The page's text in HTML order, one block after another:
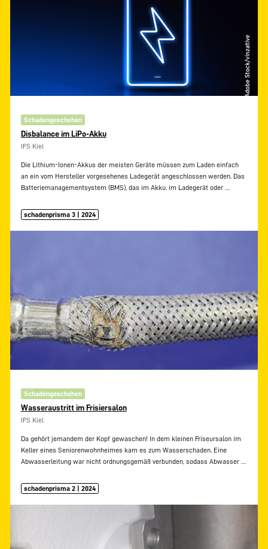
Schadengeschehen
Disbalance im LiPo-Akku
IFS Kiel
Die Lithium-Ionen-Akkus der meisten Geräte müssen zum Laden einfach
an ein vom Hersteller vorgesehenes Ladegerät angeschlossen werden. Das
Batteriemanagementsystem (BMS), das im Akku, im Ladegerät oder
schadenprisma 3 | 2024
Schadengeschehen
Wasseraustritt im Frisiersalon
IFS Kiel
Da gehört jemandem der Kopf gewaschen! In dem kleinen Friseursalon im
Keller eines Seniorenwohnheimes kam es zum Wasserschaden. Eine
Abwasserleitung war nicht ordnungsgemäß verbunden, sodass Abwasser
schadenprisma 2 | 2024